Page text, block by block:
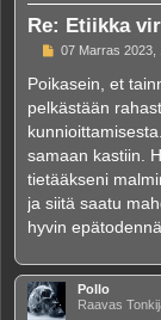
Re: Etiikka
V
e
t
i
07 Marras 2023,
Poikasein, et
pelkästään
samaan kastiin.
tietääkseni
ja siitä saatu
hyvin
Pollo
Raavas